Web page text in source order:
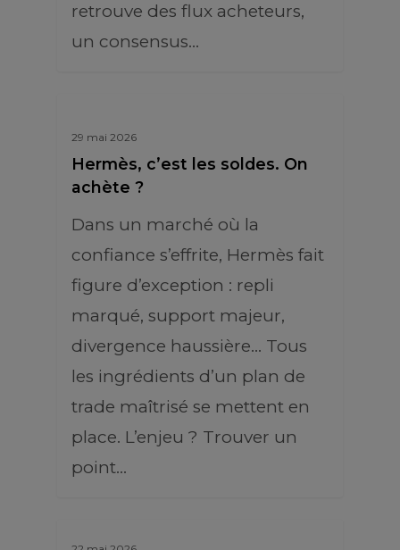
retrouve des flux acheteurs,
un consensus…
29 mai 2026
Hermès, c’est les soldes. On
achète ?
Dans un marché où la
confiance s’effrite, Hermès fait
figure d’exception : repli
marqué, support majeur,
divergence haussière… Tous
les ingrédients d’un plan de
trade maîtrisé se mettent en
place. L’enjeu ? Trouver un
point…